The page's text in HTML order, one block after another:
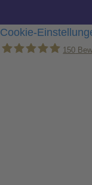
Cookie-
150